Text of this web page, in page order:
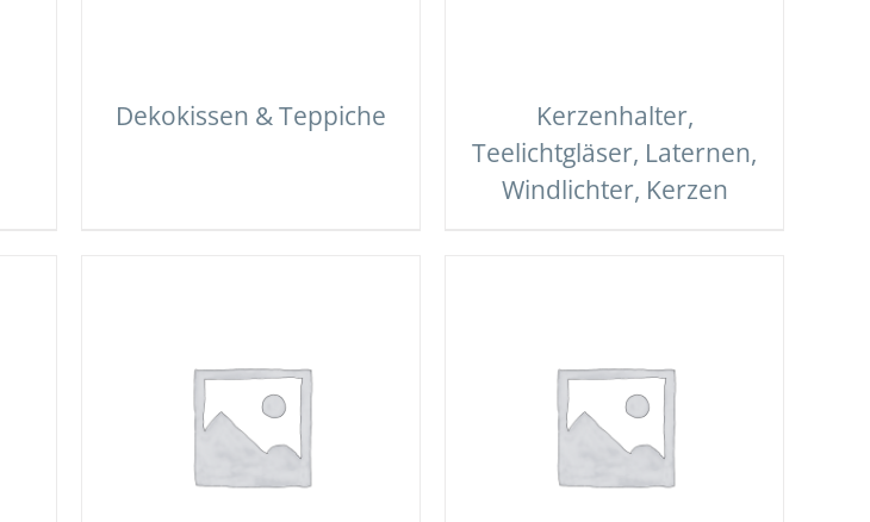
Dekokissen & Teppiche
Kerzenhalter,
Teelichtgläser, Laternen,
Windlichter, Kerzen